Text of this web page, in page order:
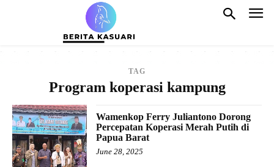
TAG
Program koperasi kampung
Wamenkop Ferry Juliantono Dorong
Percepatan Koperasi Merah Putih di
Papua Barat
June 28, 2025